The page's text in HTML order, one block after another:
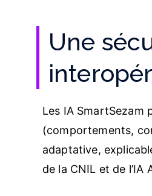
Une
Les IA SmartSezam
(comportements,
adaptative,
de la CNIL et de l’IA